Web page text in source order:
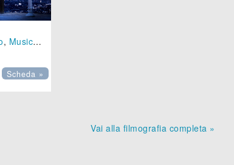
, Musical - (
Scheda »
Vai alla filmografia completa »